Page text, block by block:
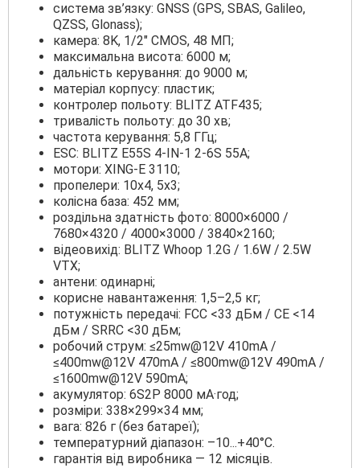
система зв’язку: GNSS (GPS, SBAS, Galileo,
QZSS, Glonass);
камера: 8K, 1/2" CMOS, 48 МП;
максимальна висота: 6000 м;
дальність керування: до 9000 м;
матеріал корпусу: пластик;
контролер польоту: BLITZ ATF435;
тривалість польоту: до 30 хв;
частота керування: 5,8 ГГц;
ESC: BLITZ E55S 4-IN-1 2-6S 55A;
мотори: XING-E 3110;
пропелери: 10x4, 5x3;
колісна база: 452 мм;
роздільна здатність фото: 8000×6000 /
7680×4320 / 4000×3000 / 3840×2160;
відеовихід: BLITZ Whoop 1.2G / 1.6W / 2.5W
VTX;
антени: одинарні;
корисне навантаження: 1,5–2,5 кг;
потужність передачі: FCC <33 дБм / CE <14
дБм / SRRC <30 дБм;
робочий струм: ≤25mw@12V 410mA /
≤400mw@12V 470mA / ≤800mw@12V 490mA /
≤1600mw@12V 590mA;
акумулятор: 6S2P 8000 мА·год;
розміри: 338×299×34 мм;
вага: 826 г (без батареї);
температурний діапазон: –10...+40°C.
гарантія від виробника — 12 місяців.